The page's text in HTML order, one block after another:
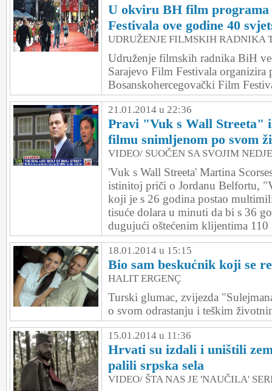
U okviru BH film programa
Festivala ove godine 40
UDRUŽENJE FILMSKIH RADNIKA
Udruženje filmskih radnika BiH
Sarajevo Film Festivala organizira
Bosanskohercegovački Film
21.01.2014 u 22:36
Pravi "Vuk s Wall Streeta"
filmu snimljenom po svom
VIDEO/ SUOČEN SA SVOJIM
'Vuk s Wall Streeta' Martina
istinitoj priči o Jordanu Belfortu,
koji je s 26 godina postao
tisuće dolara u minuti da bi s 36
dugujući oštećenim klijentima
18.01.2014 u 15:15
Bio sam beskućnik koji se
HALIT ERGENÇ
Turski glumac, zvijezda
o svom odrastanju i teškim
15.01.2014 u 11:36
Hrvati su izdali i uništili
palili srpska sela
VIDEO/ ŠTA NAS JE 'NAUČILA'